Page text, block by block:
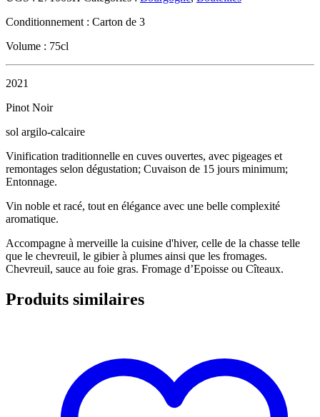
Conditionnement : Carton de 3
Volume : 75cl
2021
Pinot Noir
sol argilo-calcaire
Vinification traditionnelle en cuves ouvertes, avec pigeages et
remontages selon dégustation; Cuvaison de 15 jours minimum;
Entonnage.
Vin noble et racé, tout en élégance avec une belle complexité
aromatique.
Accompagne à merveille la cuisine d'hiver, celle de la chasse telle
que le chevreuil, le gibier à plumes ainsi que les fromages.
Chevreuil, sauce au foie gras. Fromage d’Epoisse ou Cîteaux.
Produits similaires